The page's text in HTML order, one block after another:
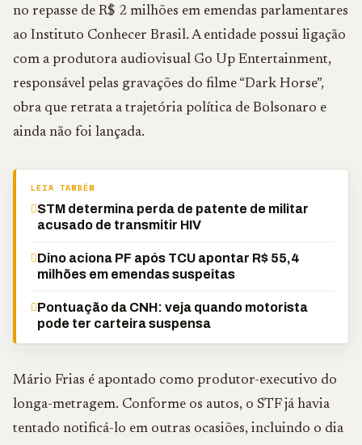
no repasse de R$ 2 milhões em emendas parlamentares
ao Instituto Conhecer Brasil. A entidade possui ligação
com a produtora audiovisual Go Up Entertainment,
responsável pelas gravações do filme “Dark Horse”,
obra que retrata a trajetória política de Bolsonaro e
ainda não foi lançada.
LEIA TAMBÉM
STM determina perda de patente de militar
acusado de transmitir HIV
Dino aciona PF após TCU apontar R$ 55,4
milhões em emendas suspeitas
Pontuação da CNH: veja quando motorista
pode ter carteira suspensa
Mário Frias é apontado como produtor-executivo do
longa-metragem. Conforme os autos, o STF já havia
tentado notificá-lo em outras ocasiões, incluindo o dia